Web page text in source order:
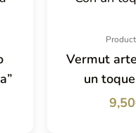
Vermut
un
9,50